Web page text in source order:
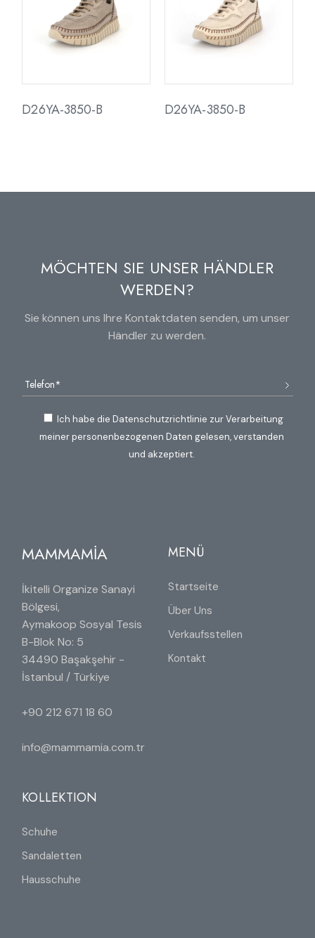
D26YA-3850-B D26YA-3850-B
MÖCHTEN SIE UNSER HÄNDLER
WERDEN?
Sie können uns Ihre Kontaktdaten senden, um unser
Händler zu werden.
Ich habe die Datenschutzrichtlinie zur Verarbeitung
meiner personenbezogenen Daten gelesen, verstanden
und akzeptiert.
MAMMAMİA
İkitelli Organize Sanayi
Bölgesi,
Aymakoop Sosyal Tesis
B-Blok No: 5
34490 Başakşehir -
İstanbul / Türkiye
+90 212 671 18 60
info@mammamia.com.tr
MENÜ
Startseite
Über Uns
Verkaufsstellen
Kontakt
KOLLEKTION
Schuhe
Sandaletten
Hausschuhe